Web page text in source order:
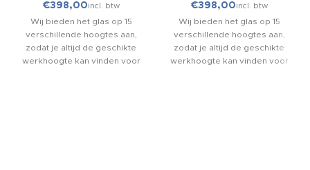
€
Wij bieden het glas op 15
verschillende hoogtes aan,
zodat je altijd de geschikte
werkhoogte kan vinden voor
€
Wij bieden het glas op 15
verschillende hoogtes aan,
zodat je altijd de geschikte
werkhoogte kan vinden voor